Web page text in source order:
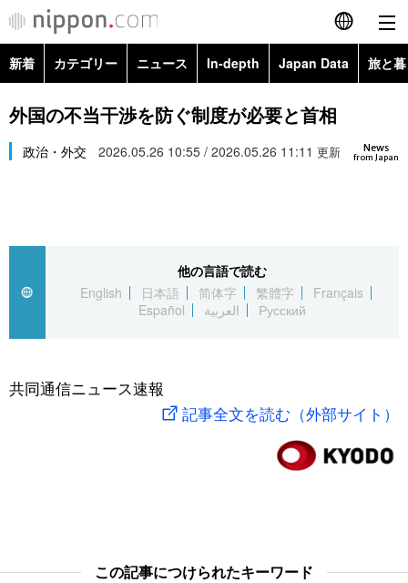
English
简体字
繁體字
العربية
社会
旅と暮らし
新着 カテゴリー ニュース In-depth Japan Data 旅と
政治・外交
経済・ビジネス
社会
文化
科学・技術
暮らし
Topics
Images
お知らせ
外国の不当干渉を防ぐ制度が必要と首相
News
from Japan
政治・外交 2026.05.26 10:55 / 2026.05.26 11:11 更新
他の言語で読む
English
日本語 简体字 繁體字
Français
Español
العربية Русский
共同通信ニュース速報
記事全文を読む（外部サイト）
この記事につけられたキーワード